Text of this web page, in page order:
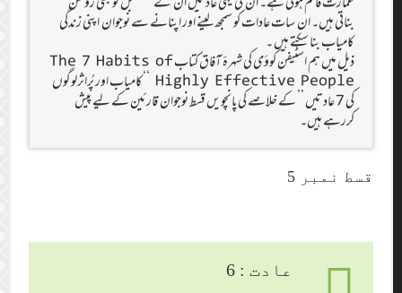
بناتی ہیں۔ ان سات عادات کو سمجھ لینے اور اپنانے سے نوجوان اپنی زندگی
کامیاب بنا سکتے ہیں ۔
ذیل میں ہم اسٹیفن کوؤی کی شہرۂ آفاق کتاب The 7 Habits of
Highly Effective People ‘‘کامیاب اور پُراثرلوگوں
کی 7 عادتیں ’’ کے خلاصے کی پانچویں قسط نوجوان قارئین کے لیے پیش
کررہے ہیں۔
قسط نمبر 5
عادت : 6